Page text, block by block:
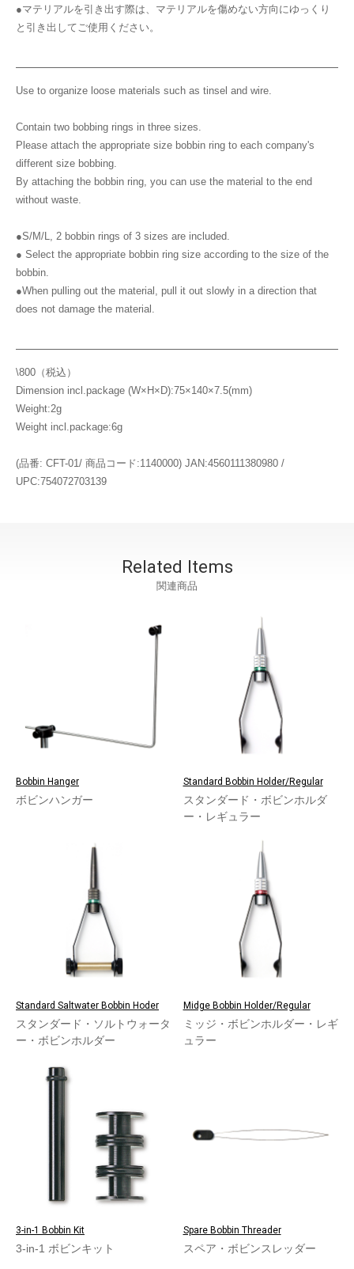
●マテリアルを引き出す際は、マテリアルを傷めない方向にゆっくり
と引き出してご使用ください。
Use to organize loose materials such as tinsel and wire.
Contain two bobbing rings in three sizes.
Please attach the appropriate size bobbin ring to each company's
different size bobbing.
By attaching the bobbin ring, you can use the material to the end
without waste.
●S/M/L, 2 bobbin rings of 3 sizes are included.
● Select the appropriate bobbin ring size according to the size of the
bobbin.
●When pulling out the material, pull it out slowly in a direction that
does not damage the material.
\800（税込）
Dimension incl.package (W×H×D):75×140×7.5(mm)
Weight:2g
Weight incl.package:6g
(品番: CFT-01/ 商品コード:1140000) JAN:4560111380980 /
UPC:754072703139
Related Items
関連商品
Bobbin Hanger
ボビンハンガー
Standard Bobbin Holder/Regular
スタンダード・ボビンホルダ
ー・レギュラー
Standard Saltwater Bobbin Hoder
スタンダード・ソルトウォータ
ー・ボビンホルダー
Midge Bobbin Holder/Regular
ミッジ・ボビンホルダー・レギ
ュラー
3-in-1 Bobbin Kit
3-in-1 ボビンキット
Spare Bobbin Threader
スペア・ボビンスレッダー